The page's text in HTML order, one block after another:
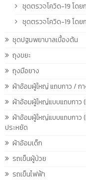
ชุดตรวจโควิด-19 โดย
ชุดตรวจโควิด-19 โด
ชุดปฐมพยาบาลเบื้องต้น
ถุงขยะ
ถุงมือยาง
ผ้าอ้อมผู้ใหญ่ แถบกาว / ก
ผ้าอ้อมผู้ใหญ่แบบแถบกาว (
ผ้าอ้อมผู้ใหญ่แบบแถบกาว
ประหยัด
ผ้าอ้อมเด็ก
รถเข็นผู้ป่วย
รถเข็นไฟฟ้า